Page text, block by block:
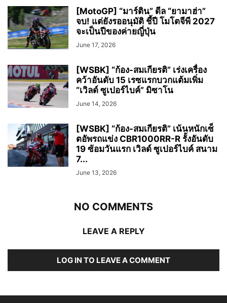
[MotoGP] “มาร์ติน” ดีล “ยามาฮ่า”
จบ! แต่ยังรออนุมัติ ชี้ปี โมโตจีพี 2027
จะเป็นปีของค่ายญี่ปุ่น
June 17, 2026
[WSBK] “ก้อง-สมเกียรติ” เร่งเครื่อง
คว้าอันดับ 15 เรซแรกบวกแต้มเพิ่ม
“เวิลด์ ซูเปอร์ไบค์” มิซาโน
June 14, 2026
[WSBK] “ก้อง-สมเกียรติ” เน้นหนักเซ็
ตอัพรถแข่ง CBR1000RR-R รั้งอันดับ
19 ซ้อมวันแรก เวิลด์ ซูเปอร์ไบค์ สนาม
7...
June 13, 2026
NO COMMENTS
LEAVE A REPLY
LOG IN TO LEAVE A COMMENT